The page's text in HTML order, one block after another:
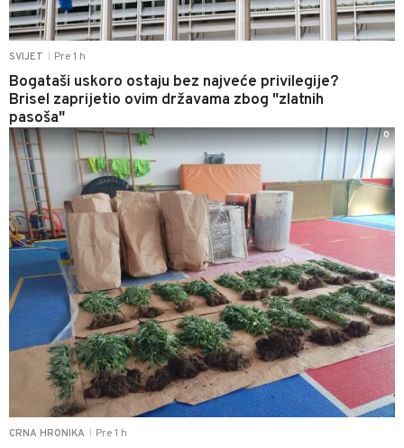
SVIJET Pre 1 h
Bogataši uskoro ostaju bez najveće privilegije?
Brisel zaprijetio ovim državama zbog "zlatnih
pasoša"
CRNA HRONIKA Pre 1 h
0